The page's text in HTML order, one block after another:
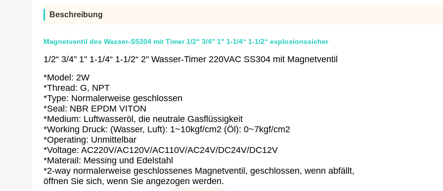
Beschreibung
Magnetventil des Wasser-SS304 mit Timer 1/2“ 3/4" 1" 1-1/4“ 1-1/2“ explosionssicher
1/2“ 3/4" 1" 1-1/4“ 1-1/2“ 2" Wasser-Timer 220VAC SS304 mit Magnetventil
*Model: 2W
*Thread: G, NPT
*Type: Normalerweise geschlossen
*Seal: NBR EPDM VITON
*Medium: Luftwasseröl, die neutrale Gasflüssigkeit
*Working Druck: (Wasser, Luft): 1~10kgf/cm2 (Öl): 0~7kgf/cm2
*Operating: Unmittelbar
*Voltage: AC220V/AC120V/AC110V/AC24V/DC24V/DC12V
*Materail: Messing und Edelstahl
*2-way normalerweise geschlossenes Magnetventil, geschlossen, wenn abfällt,
öffnen Sie sich, wenn Sie angezogen werden.